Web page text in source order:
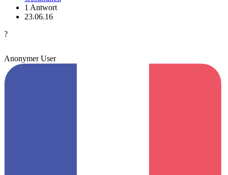
1 Antwort
23.06.16
?
Anonymer User